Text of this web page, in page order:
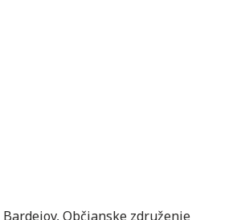
Bardejov, Občianske združenie